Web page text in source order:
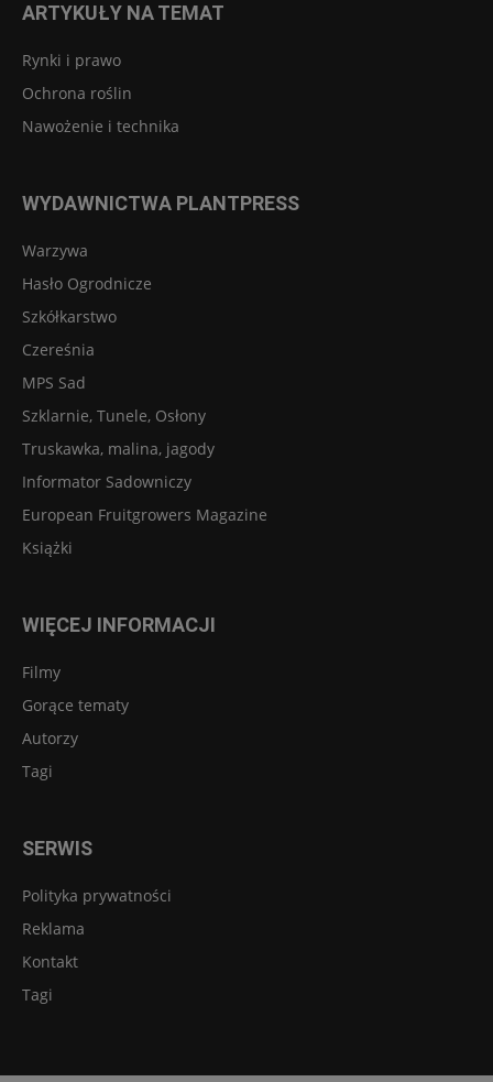
ARTYKUŁY NA TEMAT
Rynki i prawo
Ochrona roślin
Nawożenie i technika
WYDAWNICTWA PLANTPRESS
Warzywa
Hasło Ogrodnicze
Szkółkarstwo
Czereśnia
MPS Sad
Szklarnie, Tunele, Osłony
Truskawka, malina, jagody
Informator Sadowniczy
European Fruitgrowers Magazine
Książki
WIĘCEJ INFORMACJI
Filmy
Gorące tematy
Autorzy
Tagi
SERWIS
Polityka prywatności
Reklama
Kontakt
Tagi